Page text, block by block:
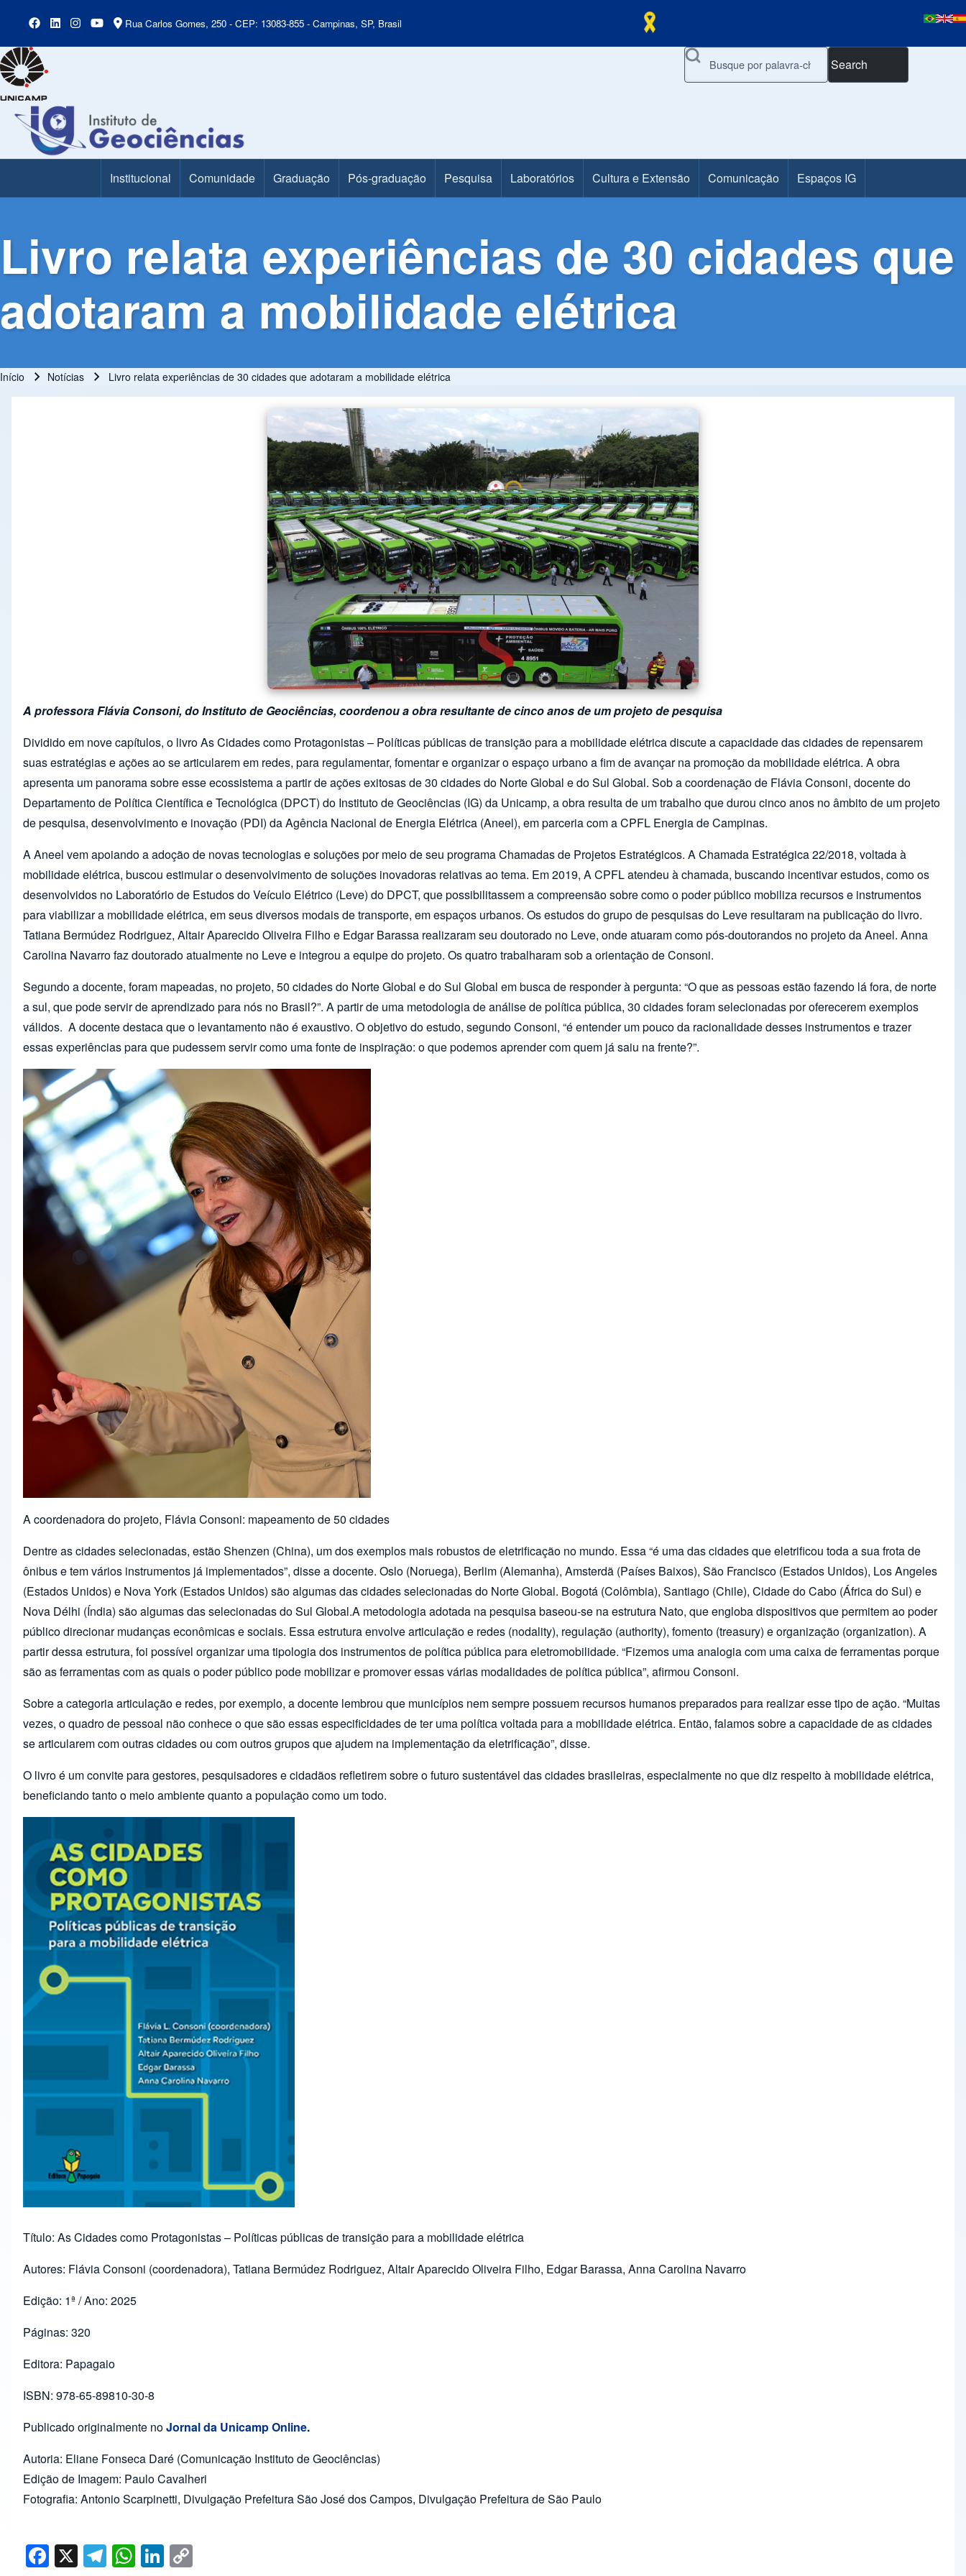
Rua Carlos Gomes, 250 - CEP: 13083-855 - Campinas, SP, Brasil
Search
Main MenuInstitucional Comunidade Graduação Pós-graduação Pesquisa Laboratórios Cultura e Extensão Comunicação Espaços IG
Livro relata experiências de 30 cidades que
adotaram a mobilidade elétrica
Trilha de navegação
Início Notícias Livro relata experiências de 30 cidades que adotaram a mobilidade elétrica
A professora Flávia Consoni, do Instituto de Geociências, coordenou a obra resultante de cinco anos de um projeto de pesquisa
Dividido em nove capítulos, o livro As Cidades como Protagonistas – Políticas públicas de transição para a mobilidade elétrica discute a capacidade das cidades de repensarem
suas estratégias e ações ao se articularem em redes, para regulamentar, fomentar e organizar o espaço urbano a fim de avançar na promoção da mobilidade elétrica. A obra
apresenta um panorama sobre esse ecossistema a partir de ações exitosas de 30 cidades do Norte Global e do Sul Global. Sob a coordenação de Flávia Consoni, docente do
Departamento de Política Científica e Tecnológica (DPCT) do Instituto de Geociências (IG) da Unicamp, a obra resulta de um trabalho que durou cinco anos no âmbito de um projeto
de pesquisa, desenvolvimento e inovação (PDI) da Agência Nacional de Energia Elétrica (Aneel), em parceria com a CPFL Energia de Campinas.
A Aneel vem apoiando a adoção de novas tecnologias e soluções por meio de seu programa Chamadas de Projetos Estratégicos. A Chamada Estratégica 22/2018, voltada à
mobilidade elétrica, buscou estimular o desenvolvimento de soluções inovadoras relativas ao tema. Em 2019, A CPFL atendeu à chamada, buscando incentivar estudos, como os
desenvolvidos no Laboratório de Estudos do Veículo Elétrico (Leve) do DPCT, que possibilitassem a compreensão sobre como o poder público mobiliza recursos e instrumentos
para viabilizar a mobilidade elétrica, em seus diversos modais de transporte, em espaços urbanos. Os estudos do grupo de pesquisas do Leve resultaram na publicação do livro.
Tatiana Bermúdez Rodriguez, Altair Aparecido Oliveira Filho e Edgar Barassa realizaram seu doutorado no Leve, onde atuaram como pós-doutorandos no projeto da Aneel. Anna
Carolina Navarro faz doutorado atualmente no Leve e integrou a equipe do projeto. Os quatro trabalharam sob a orientação de Consoni.
Segundo a docente, foram mapeadas, no projeto, 50 cidades do Norte Global e do Sul Global em busca de responder à pergunta: “O que as pessoas estão fazendo lá fora, de norte
a sul, que pode servir de aprendizado para nós no Brasil?”. A partir de uma metodologia de análise de política pública, 30 cidades foram selecionadas por oferecerem exemplos
válidos. A docente destaca que o levantamento não é exaustivo. O objetivo do estudo, segundo Consoni, “é entender um pouco da racionalidade desses instrumentos e trazer
essas experiências para que pudessem servir como uma fonte de inspiração: o que podemos aprender com quem já saiu na frente?”.
A coordenadora do projeto, Flávia Consoni: mapeamento de 50 cidades
Dentre as cidades selecionadas, estão Shenzen (China), um dos exemplos mais robustos de eletrificação no mundo. Essa “é uma das cidades que eletrificou toda a sua frota de
ônibus e tem vários instrumentos já implementados”, disse a docente. Oslo (Noruega), Berlim (Alemanha), Amsterdã (Países Baixos), São Francisco (Estados Unidos), Los Angeles
(Estados Unidos) e Nova York (Estados Unidos) são algumas das cidades selecionadas do Norte Global. Bogotá (Colômbia), Santiago (Chile), Cidade do Cabo (África do Sul) e
Nova Délhi (Índia) são algumas das selecionadas do Sul Global.A metodologia adotada na pesquisa baseou-se na estrutura Nato, que engloba dispositivos que permitem ao poder
público direcionar mudanças econômicas e sociais. Essa estrutura envolve articulação e redes (nodality), regulação (authority), fomento (treasury) e organização (organization). A
partir dessa estrutura, foi possível organizar uma tipologia dos instrumentos de política pública para eletromobilidade. “Fizemos uma analogia com uma caixa de ferramentas porque
são as ferramentas com as quais o poder público pode mobilizar e promover essas várias modalidades de política pública”, afirmou Consoni.
Sobre a categoria articulação e redes, por exemplo, a docente lembrou que municípios nem sempre possuem recursos humanos preparados para realizar esse tipo de ação. “Muitas
vezes, o quadro de pessoal não conhece o que são essas especificidades de ter uma política voltada para a mobilidade elétrica. Então, falamos sobre a capacidade de as cidades
se articularem com outras cidades ou com outros grupos que ajudem na implementação da eletrificação”, disse.
O livro é um convite para gestores, pesquisadores e cidadãos refletirem sobre o futuro sustentável das cidades brasileiras, especialmente no que diz respeito à mobilidade elétrica,
beneficiando tanto o meio ambiente quanto a população como um todo.
Título: As Cidades como Protagonistas – Políticas públicas de transição para a mobilidade elétrica
Autores: Flávia Consoni (coordenadora), Tatiana Bermúdez Rodriguez, Altair Aparecido Oliveira Filho, Edgar Barassa, Anna Carolina Navarro
Edição: 1ª / Ano: 2025
Páginas: 320
Editora: Papagaio
ISBN: 978-65-89810-30-8
Publicado originalmente noJornal da Unicamp Online.
Autoria: Eliane Fonseca Daré (Comunicação Instituto de Geociências)
Edição de Imagem: Paulo Cavalheri
Fotografia: Antonio Scarpinetti, Divulgação Prefeitura São José dos Campos, Divulgação Prefeitura de São Paulo
F X T W Li